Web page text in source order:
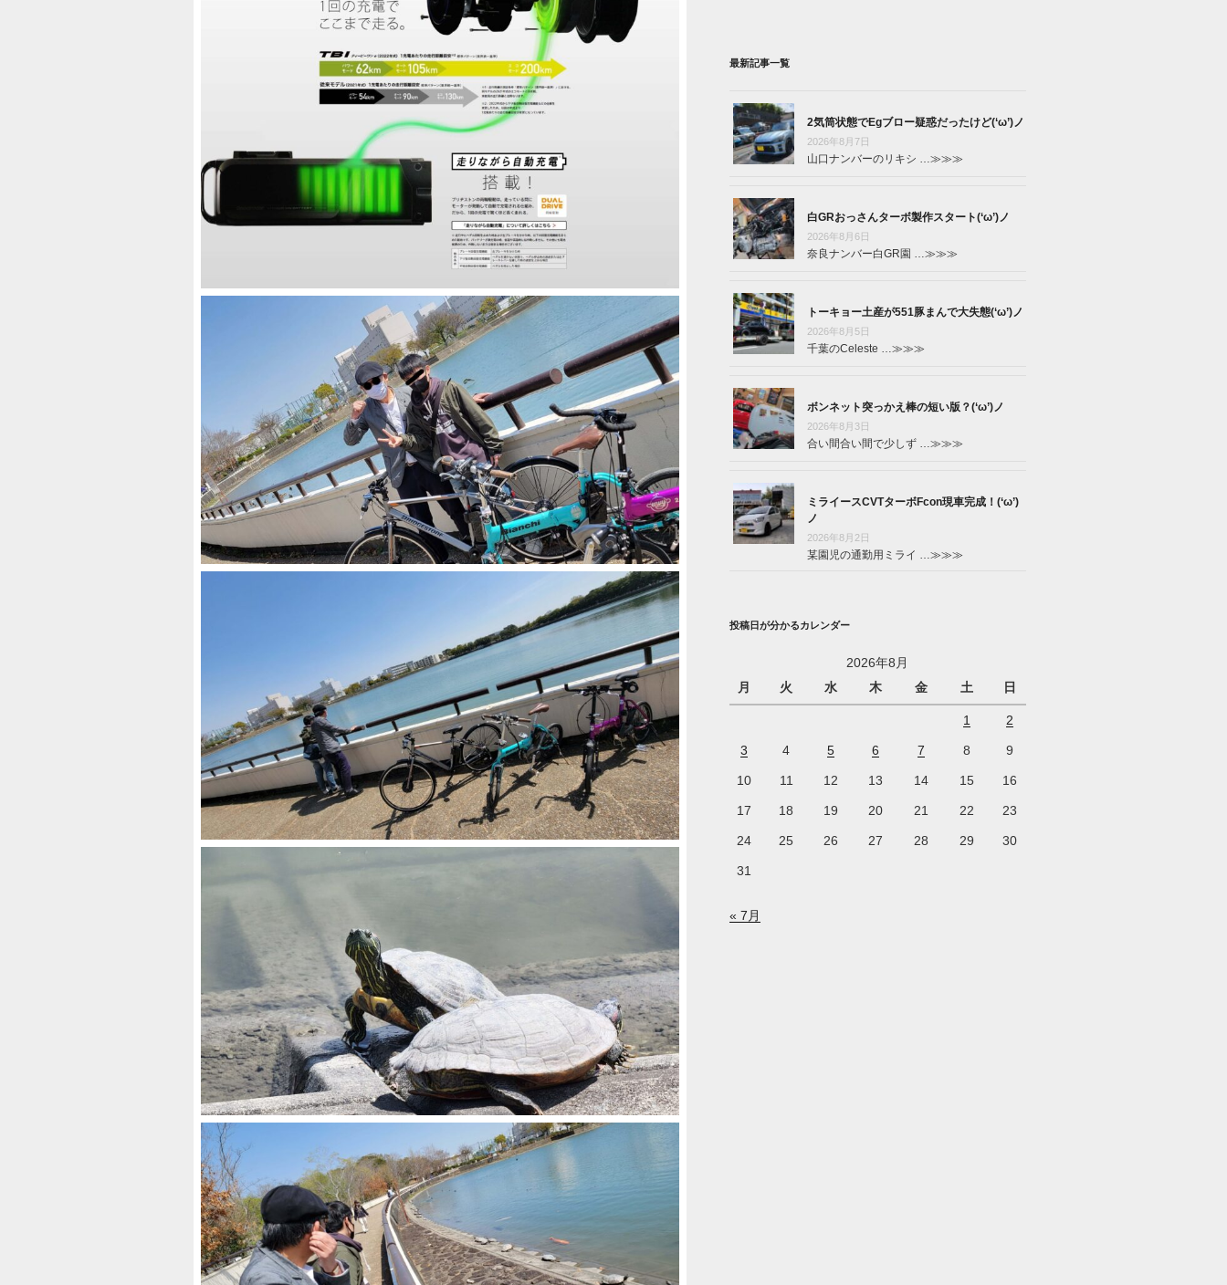
最新記事一覧
2気筒状態でEgブロー疑惑だったけど(‘ω’)ノ
2026年8月7日
山口ナンバーのリキシ …≫≫≫
白GRおっさんターボ製作スタート(‘ω’)ノ
2026年8月6日
奈良ナンバー白GR園 …≫≫≫
トーキョー土産が551豚まんで大失態(‘ω’)ノ
2026年8月5日
千葉のCeleste …≫≫≫
ボンネット突っかえ棒の短い版？(‘ω’)ノ
2026年8月3日
合い間合い間で少しず …≫≫≫
ミライースCVTターボFcon現車完成！(‘ω’)
ノ
2026年8月2日
某園児の通勤用ミライ …≫≫≫
投稿日が分かるカレンダー
2026年8月
月
火 水 木 金 土 日
1 2
3 4 5 6 7 8 9
10 11 12 13 14 15 16
17 18 19 20 21 22 23
24 25 26 27 28 29 30
31
« 7月